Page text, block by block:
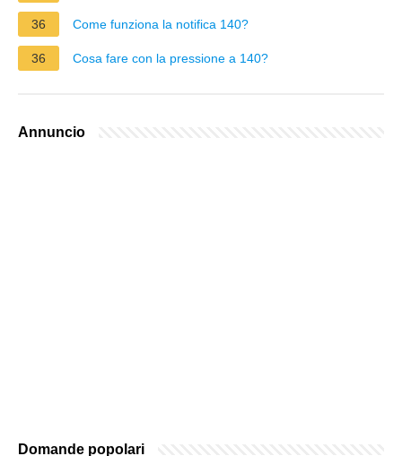
36 Come funziona la notifica 140?
36 Cosa fare con la pressione a 140?
Annuncio
Domande popolari